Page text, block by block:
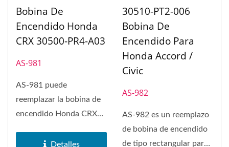
Bobina De
Encendido Honda
CRX 30500-PR4-A03
AS-981
AS-981 puede
reemplazar la bobina de
encendido Honda CRX
Detalles
30510-PT2-006
Bobina De
Encendido Para
Honda Accord /
Civic
AS-982
AS-982 es un reemplazo
de bobina de encendido
de tipo rectangular para